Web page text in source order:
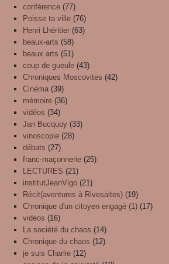
conférence (77)
Poisse ta ville (76)
Henri Lhéritier (63)
beaux-arts (58)
beaux arts (51)
coup de gueule (43)
Chroniques Moscovites (42)
Cinéma (39)
mémoire (36)
vidéos (34)
Jan Bucquoy (33)
vinoscopie (28)
débats (27)
franc-maçonnerie (25)
LECTURES (21)
institutJeanVigo (21)
Récit(aventures à Rivesaltes) (19)
Chronique d'un citoyen engagé (1) (17)
videos (16)
La société du chaos (14)
Chronique du chaos (12)
je suis Charlie (12)